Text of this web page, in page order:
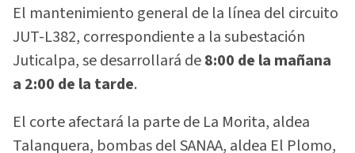
El mantenimiento general de la línea del circuito
JUT-L382, correspondiente a la subestación
Juticalpa, se desarrollará de8:00 de la mañana
a 2:00 de la tarde.
El corte afectará la parte de La Morita, aldea
Talanquera, bombas del SANAA, aldea El Plomo,